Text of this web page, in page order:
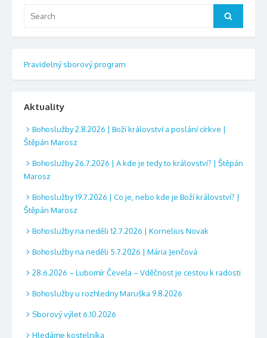
Search
Pravidelný sborový program
Aktuality
Bohoslužby 2.8.2026 | Boží království a poslání církve |
Štěpán Marosz
Bohoslužby 26.7.2026 | A kde je tedy to království? | Štěpán
Marosz
Bohoslužby 19.7.2026 | Co je, nebo kde je Boží království? |
Štěpán Marosz
Bohoslužby na neděli 12.7.2026 | Kornelius Novak
Bohoslužby na neděli 5.7.2026 | Mária Jenčová
28.6.2026 – Lubomír Čevela – Vděčnost je cestou k radosti
Bohoslužby u rozhledny Maruška 9.8.2026
Sborový výlet 6.10.2026
Hledáme kostelníka